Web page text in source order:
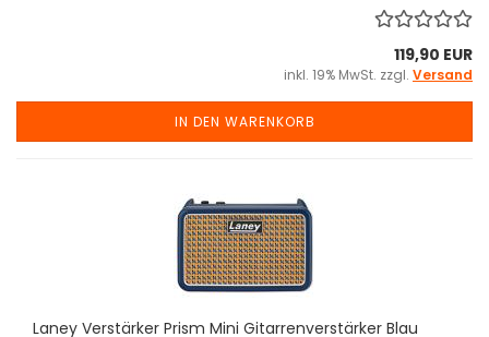
119,90 EUR
inkl. 19% MwSt. zzgl. Versand
IN DEN WARENKORB
Laney Verstärker Prism Mini Gitarrenverstärker Blau